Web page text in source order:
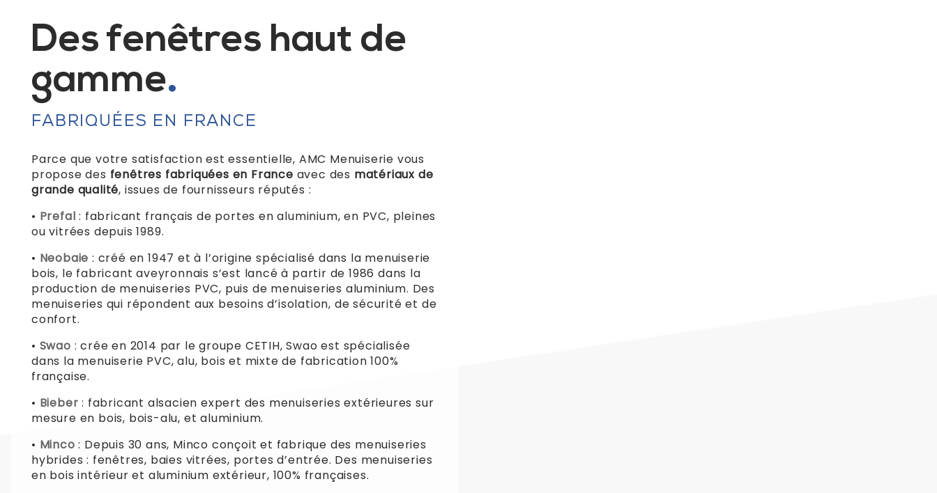
Des fenêtres haut de
gamme
FABRIQUÉES EN FRANCE
Parce que votre satisfaction est essentielle, AMC Menuiserie vous
propose des fenêtres fabriquées en France avec des matériaux de
grande qualité, issues de fournisseurs réputés :
• Prefal : fabricant français de portes en aluminium, en PVC, pleines
ou vitrées depuis 1989.
• Neobaie : créé en 1947 et à l’origine spécialisé dans la menuiserie
bois, le fabricant aveyronnais s’est lancé à partir de 1986 dans la
production de menuiseries PVC, puis de menuiseries aluminium. Des
menuiseries qui répondent aux besoins d’isolation, de sécurité et de
confort.
• Swao : crée en 2014 par le groupe CETIH, Swao est spécialisée
dans la menuiserie PVC, alu, bois et mixte de fabrication 100%
française.
• Bieber : fabricant alsacien expert des menuiseries extérieures sur
mesure en bois, bois-alu, et aluminium.
• Minco : Depuis 30 ans, Minco conçoit et fabrique des menuiseries
hybrides : fenêtres, baies vitrées, portes d’entrée. Des menuiseries
en bois intérieur et aluminium extérieur, 100% françaises.